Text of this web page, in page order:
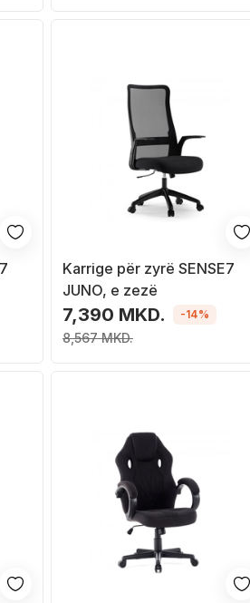
Karrige për zyrë SENSE7
JUNO, e zezë
7,390 MKD.
8,567 MKD.
-14%